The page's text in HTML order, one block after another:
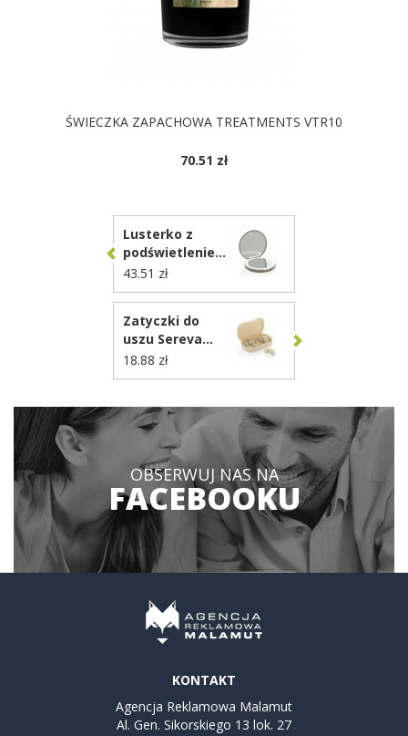
ŚWIECZKA ZAPACHOWA TREATMENTS VTR10
70.51 zł
Lusterko z
podświetleniem
LED Lumora
P457.0319
43.51 zł
Zatyczki do
uszu Sereva
P457.0519
18.88 zł
OBSERWUJ NAS NA
FACEBOOKU
KONTAKT
Agencja Reklamowa Malamut
Al. Gen. Sikorskiego 13 lok. 27